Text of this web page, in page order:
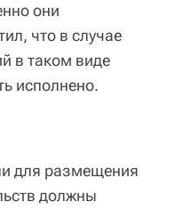
они
что в случае
в таком виде
исполнено.
для размещения
должны